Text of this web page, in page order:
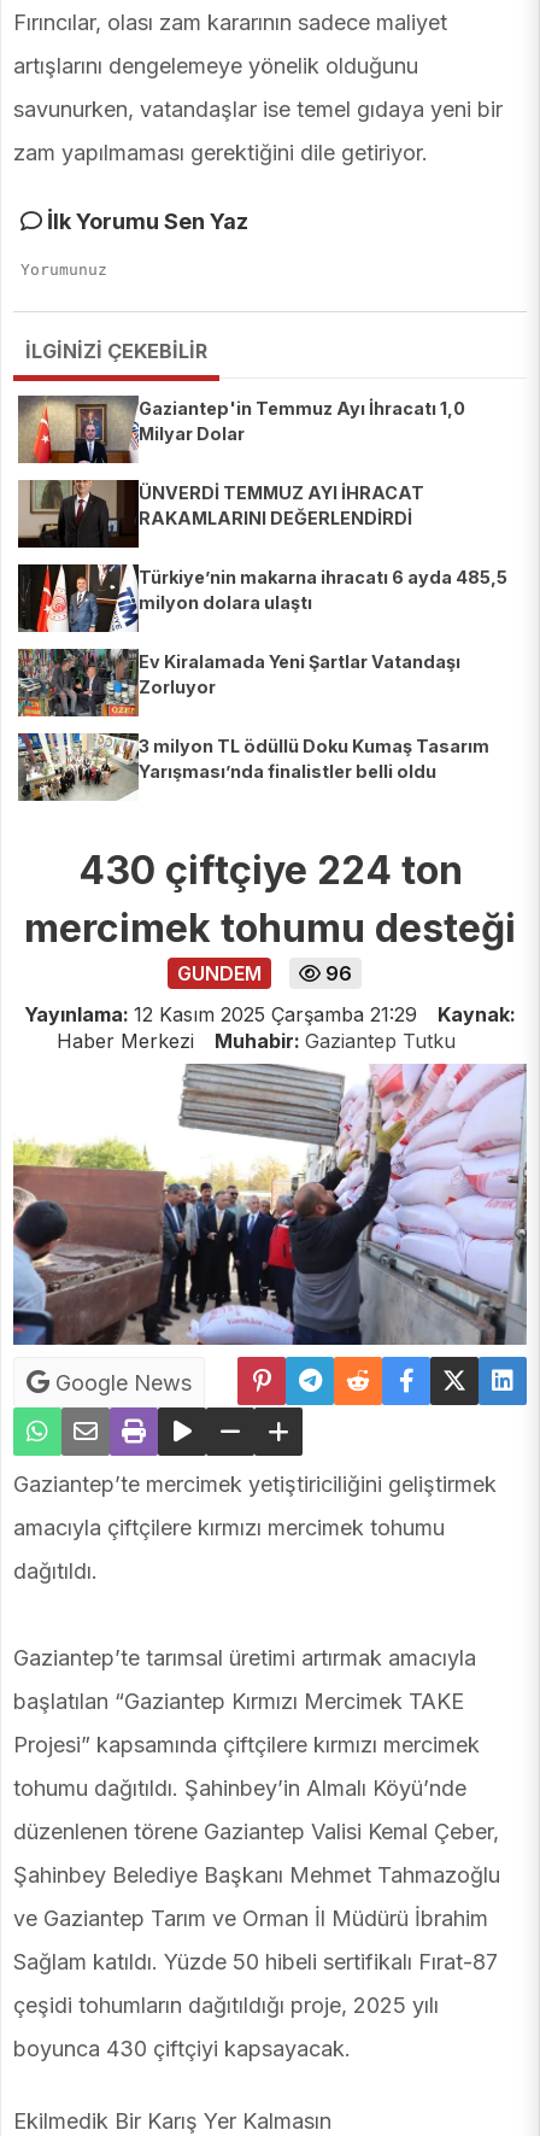
Fırıncılar, olası zam kararının sadece maliyet
artışlarını dengelemeye yönelik olduğunu
savunurken, vatandaşlar ise temel gıdaya yeni bir
zam yapılmaması gerektiğini dile getiriyor.
İlk Yorumu Sen Yaz
İLGİNİZİ ÇEKEBİLİR
Gaziantep'in Temmuz Ayı İhracatı 1,0
Milyar Dolar
ÜNVERDİ TEMMUZ AYI İHRACAT
RAKAMLARINI DEĞERLENDİRDİ
Türkiye’nin makarna ihracatı 6 ayda 485,5
milyon dolara ulaştı
Ev Kiralamada Yeni Şartlar Vatandaşı
Zorluyor
3 milyon TL ödüllü Doku Kumaş Tasarım
Yarışması’nda finalistler belli oldu
430 çiftçiye 224 ton
mercimek tohumu desteği
GUNDEM
96
Yayınlama: 12 Kasım 2025 Çarşamba 21:29
Kaynak:
Haber Merkezi
Muhabir: Gaziantep Tutku
Google News
Gaziantep’te mercimek yetiştiriciliğini geliştirmek
amacıyla çiftçilere kırmızı mercimek tohumu
dağıtıldı.
Gaziantep’te tarımsal üretimi artırmak amacıyla
başlatılan “Gaziantep Kırmızı Mercimek TAKE
Projesi” kapsamında çiftçilere kırmızı mercimek
tohumu dağıtıldı. Şahinbey’in Almalı Köyü’nde
düzenlenen törene Gaziantep Valisi Kemal Çeber,
Şahinbey Belediye Başkanı Mehmet Tahmazoğlu
ve Gaziantep Tarım ve Orman İl Müdürü İbrahim
Sağlam katıldı. Yüzde 50 hibeli sertifikalı Fırat-87
çeşidi tohumların dağıtıldığı proje, 2025 yılı
boyunca 430 çiftçiyi kapsayacak.
Ekilmedik Bir Karış Yer Kalmasın